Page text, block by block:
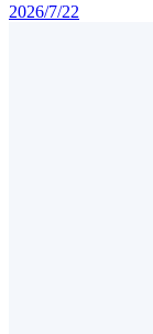
2026/7/22